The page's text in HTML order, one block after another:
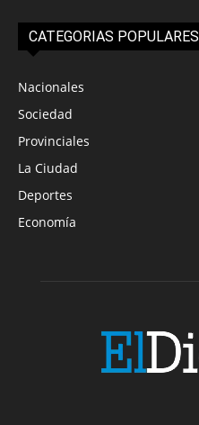
CATEGORIAS POPULARES
Nacionales
Sociedad
Provinciales
La Ciudad
Deportes
Economía